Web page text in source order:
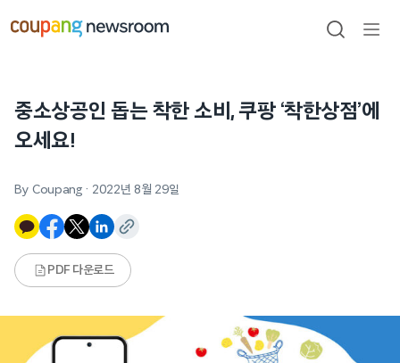
건너뛰기
검색
중소상공인 돕는 착한 소비, 쿠팡 ‘착한상점’에
오세요!
By Coupang · 2022년 8월 29일
PDF 다운로드